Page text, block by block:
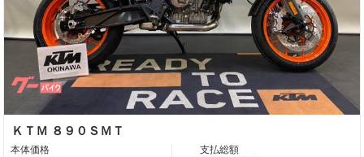
ＫＴＭ ８９０ＳＭＴ
本体価格 支払総額